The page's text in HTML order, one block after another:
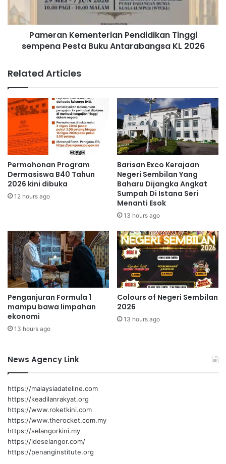
m
i
e
r
N
g
e
i
S
e
a
n
2
0
2
5
/
2
0
|
L
8
K
e
e
r
i
a
n
e
n
d
i
d
i
T
i
n
g
g
i
s
e
m
p
a
P
Pameran Kementerian Pendidikan Tinggi
sempena Pesta Buku Antarabangsa KL 2026
Related Articles
Permohonan Program
Dermasiswa B40 Tahun
2026 kini dibuka
12 hours ago
Barisan Exco Kerajaan
Negeri Sembilan Yang
Baharu Dijangka Angkat
Sumpah Di Istana Seri
Menanti Esok
13 hours ago
Penganjuran Formula 1
mampu bawa limpahan
ekonomi
13 hours ago
Colours of Negeri Sembilan
2026
13 hours ago
News Agency Link
https://malaysiadateline.com
https://keadilanrakyat.org
https://www.roketkini.com
https://www.therocket.com.my
https://selangorkini.my
https://ideselangor.com/
https://penanginstitute.org